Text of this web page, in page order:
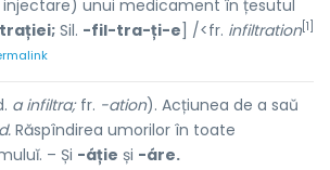
unui medicament în țesutul
Sil. -fil-tra-ți-e ] /<fr. infiltration[1]
a infiltra;fr. -ation). Acțiunea de a saŭ
Răspîndirea umorilor în toate
– Și -áție și -áre.